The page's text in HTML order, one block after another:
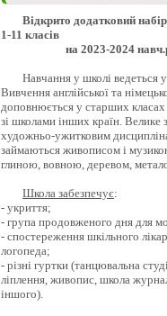
Відкрито додатковий набір
1-11 класів
на 2023-2024
Навчання у школі ведеться
Вивчення англійської та
доповнюється у старших
зі школами інших країн. Велике
художньо-ужитковим
займаються живописом і
глиною, вовною, деревом,
Школа забезпечує:
- укриття;
- група продовженого дня для
- спостереження шкільного
логопеда;
- різні гуртки (танцювальна
ліплення, живопис, школа
іншого).